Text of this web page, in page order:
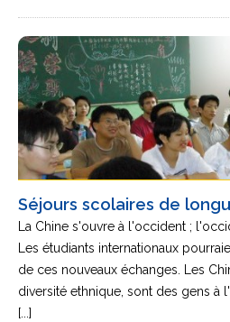
Séjours scolaires de
La Chine s'ouvre à l'occident ;
Les étudiants internationaux
de ces nouveaux échanges. Les
diversité ethnique, sont des gens à
[...]